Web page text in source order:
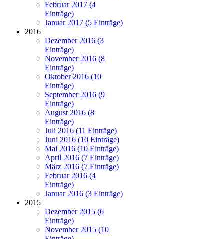
Februar 2017 (4
Einträge)
Januar 2017 (5 Einträge)
2016
Dezember 2016 (3
Einträge)
November 2016 (8
Einträge)
Oktober 2016 (10
Einträge)
September 2016 (9
Einträge)
August 2016 (8
Einträge)
Juli 2016 (11 Einträge)
Juni 2016 (10 Einträge)
Mai 2016 (10 Einträge)
April 2016 (7 Einträge)
März 2016 (7 Einträge)
Februar 2016 (4
Einträge)
Januar 2016 (3 Einträge)
2015
Dezember 2015 (6
Einträge)
November 2015 (10